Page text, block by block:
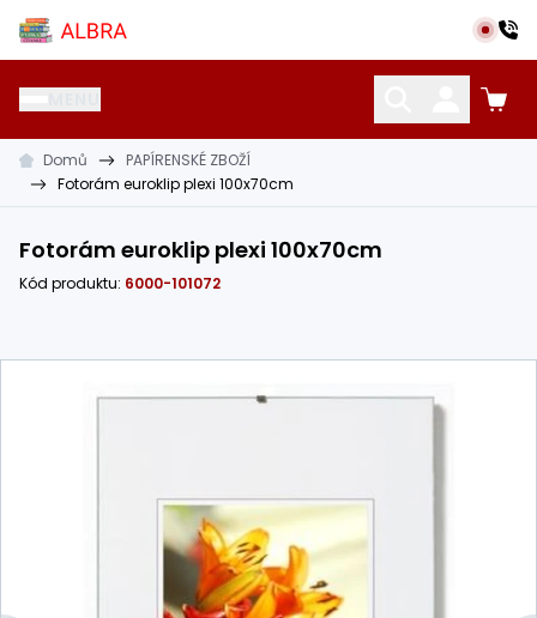
Přeskočit na hlavní obsah
Albra s.r.o.
KATALOG UČEBNIC CIZÍ JAZYKY
Domů
PAPÍRENSKÉ ZBOŽÍ
Fotorám euroklip plexi 100x70cm
Fotorám euroklip plexi 100x70cm
Kód produktu: 6000-101072